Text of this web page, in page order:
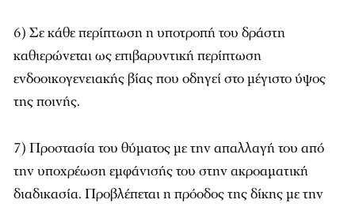
6) Σε κάθε περίπτωση η υποτροπή του δράστη
καθιερώνεται ως επιβαρυντική περίπτωση
ενδοοικογενειακής βίας που οδηγεί στο μέγιστο ύψος
της ποινής.
7) Προστασία του θύματος με την απαλλαγή του από
την υποχρέωση εμφάνισής του στην ακροαματική
διαδικασία. Προβλέπεται η πρόοδος της δίκης με την